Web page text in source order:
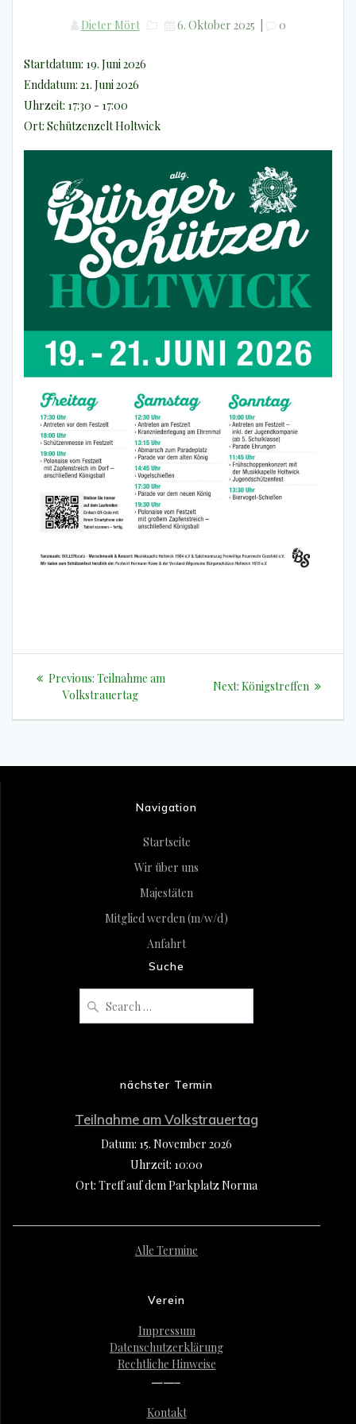
Dieter Mört 6. Oktober 2025 0
Startdatum: 19. Juni 2026
Enddatum: 21. Juni 2026
Uhrzeit: 17:30 - 17:00
Ort: Schützenzelt Holtwick
Beitragsnavigation
Previous: Previous
post:
Teilnahme am
Volkstrauertag
Next: Next
Königstreffen
Navigation
Startseite
Wir über uns
Majestäten
Mitglied werden (m/w/d)
Anfahrt
Suche
for:
nächster Termin
Teilnahme am Volkstrauertag
Datum: 15. November 2026
Uhrzeit: 10:00
Ort: Treff auf dem Parkplatz Norma
Alle Termine
Verein
Impressum
Datenschutzerklärung
Rechtliche Hinweise
——–
Kontakt